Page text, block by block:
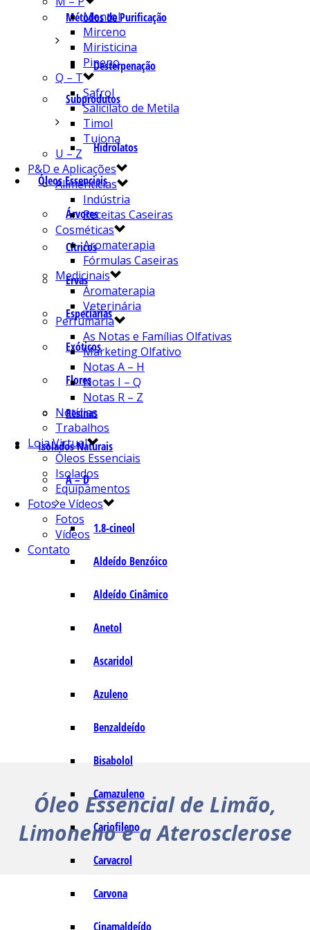
Métodos de Purificação
Desterpenação
Subprodutos
Hidrolatos
Óleos Essenciais
Árvores
Cítricos
Ervas
Especiarias
Exóticos
Flores
Resinas
Isolados Naturais
A – D
1.8-cineol
Aldeído Benzóico
Aldeído Cinâmico
Anetol
Ascaridol
Azuleno
Benzaldeído
Bisabolol
Camazuleno
Cariofileno
Carvacrol
Carvona
Cinamaldeído
Mentol
Mirceno
Miristicina
Pineno
Q – T
Safrol
Salicilato de Metila
Timol
Tujona
U – Z
P&D e Aplicações
Alimentícias
Indústria
Receitas Caseiras
Cosméticas
Aromaterapia
Fórmulas Caseiras
Medicinais
Aromaterapia
Veterinária
Perfumaria
As Notas e Famílias Olfativas
Marketing Olfativo
Notas A – H
Notas I – Q
Notas R – Z
Notícias
Trabalhos
Loja Virtual
Óleos Essenciais
Isolados
Equipamentos
Fotos e Vídeos
Fotos
Vídeos
Contato
Óleo Essencial de Limão,
Limoneno e a Aterosclerose